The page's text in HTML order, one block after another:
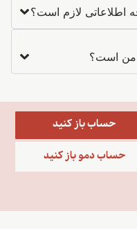
اطلاعاتی لازم است؟
امن است؟
حساب باز کنید
حساب دمو باز کنید